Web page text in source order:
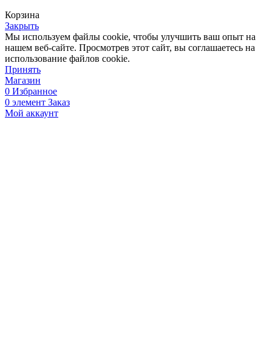
Корзина
Закрыть
Мы используем файлы cookie, чтобы улучшить ваш опыт на
нашем веб-сайте. Просмотрев этот сайт, вы соглашаетесь на
использование файлов cookie.
Принять
Магазин
0 Избранное
0 элемент Заказ
Мой аккаунт